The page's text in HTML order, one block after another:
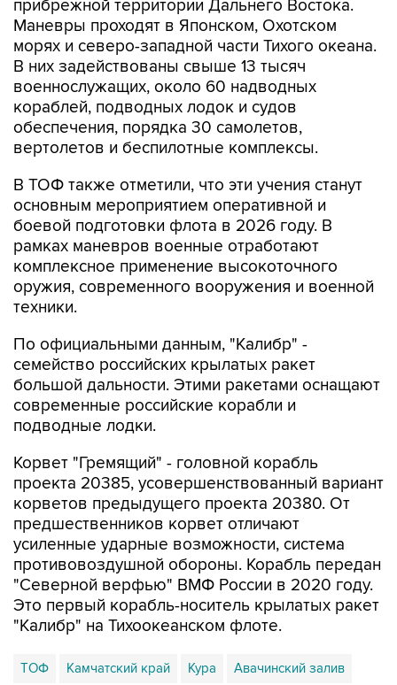
прибрежной территории Дальнего Востока.
Маневры проходят в Японском, Охотском
морях и северо-западной части Тихого океана.
В них задействованы свыше 13 тысяч
военнослужащих, около 60 надводных
кораблей, подводных лодок и судов
обеспечения, порядка 30 самолетов,
вертолетов и беспилотные комплексы.
В ТОФ также отметили, что эти учения станут
основным мероприятием оперативной и
боевой подготовки флота в 2026 году. В
рамках маневров военные отработают
комплексное применение высокоточного
оружия, современного вооружения и военной
техники.
По официальными данным, "Калибр" -
семейство российских крылатых ракет
большой дальности. Этими ракетами оснащают
современные российские корабли и
подводные лодки.
Корвет "Гремящий" - головной корабль
проекта 20385, усовершенствованный вариант
корветов предыдущего проекта 20380. От
предшественников корвет отличают
усиленные ударные возможности, система
противовоздушной обороны. Корабль передан
"Северной верфью" ВМФ России в 2020 году.
Это первый корабль-носитель крылатых ракет
"Калибр" на Тихоокеанском флоте.
ТОФ Камчатский край Кура Авачинский залив